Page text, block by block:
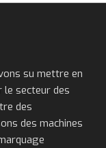
su mettre en
le secteur des
des
des machines